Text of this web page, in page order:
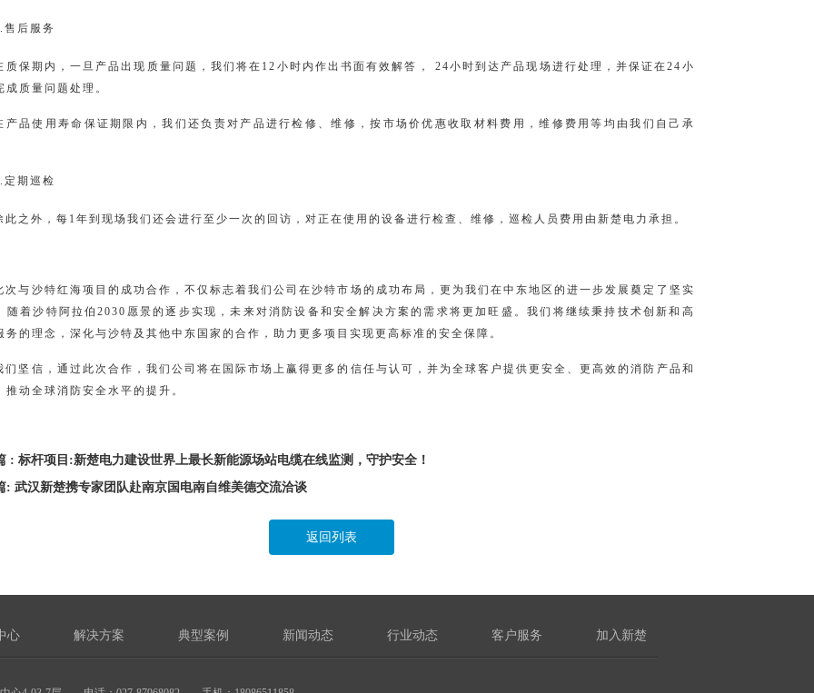
售后服务
质保期内，一旦产品出现质量问题，我们将在12小时内作出书面有效解答， 24小时到达产品现场进行处理，并保证在24小
成质量问题处理。
产品使用寿命保证期限内，我们还负责对产品进行检修、维修，按市场价优惠收取材料费用，维修费用等均由我们自己承
定期巡检
此之外，每1年到现场我们还会进行至少一次的回访，对正在使用的设备进行检查、维修，巡检人员费用由新楚电力承担。
次与沙特红海项目的成功合作，不仅标志着我们公司在沙特市场的成功布局，更为我们在中东地区的进一步发展奠定了坚实
随着沙特阿拉伯2030愿景的逐步实现，未来对消防设备和安全解决方案的需求将更加旺盛。我们将继续秉持技术创新和高
务的理念，深化与沙特及其他中东国家的合作，助力更多项目实现更高标准的安全保障。
们坚信，通过此次合作，我们公司将在国际市场上赢得更多的信任与认可，并为全球客户提供更安全、更高效的消防产品和
推动全球消防安全水平的提升。
: 标杆项目:新楚电力建设世界上最长新能源场站电缆在线监测，守护安全！
: 武汉新楚携专家团队赴南京国电南自维美德交流洽谈
返回列表
心 解决方案 典型案例 新闻动态 行业动态 客户服务 加入新楚